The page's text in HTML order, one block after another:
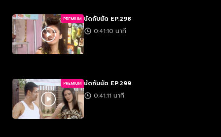
PREMIUM นัดกับนัด EP.298
0:41:10 นาที
PREMIUM นัดกับนัด EP.299
0:41:11 นาที